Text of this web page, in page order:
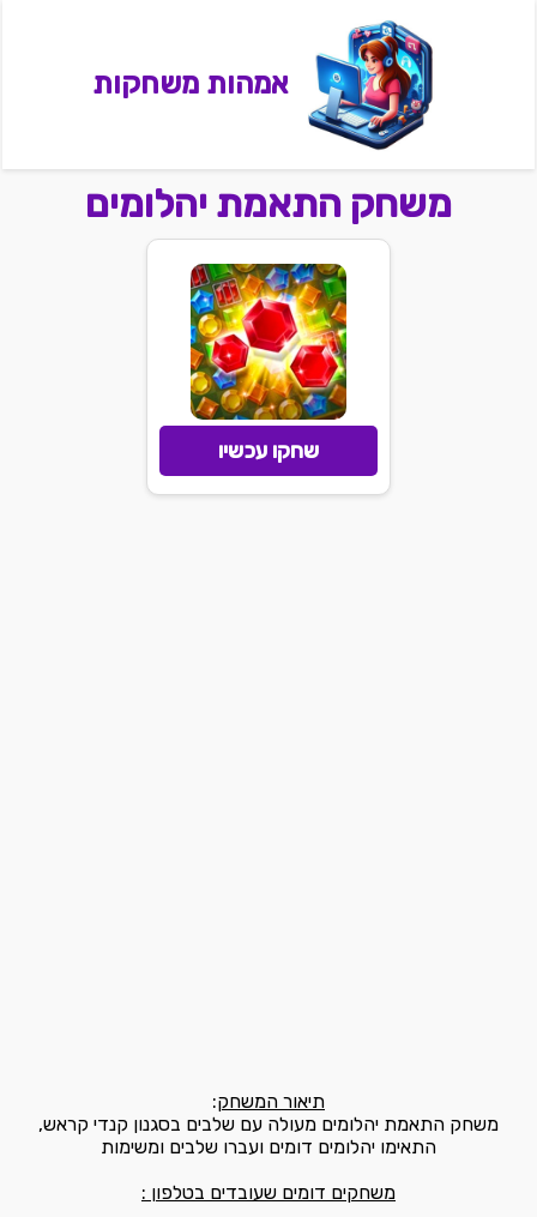
אמהות משחקות
משחק התאמת יהלומים
שחקו עכשיו
תיאור המשחק:
משחק התאמת יהלומים מעולה עם שלבים בסגנון קנדי קראש,
התאימו יהלומים דומים ועברו שלבים ומשימות
משחקים דומים שעובדים בטלפון :